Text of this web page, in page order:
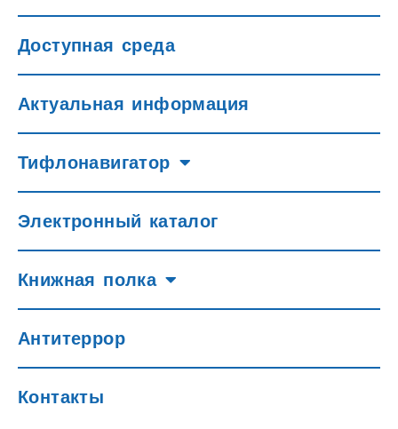
Доступная среда
Актуальная информация
Тифлонавигатор
Электронный каталог
Книжная полка
Антитеррор
Контакты